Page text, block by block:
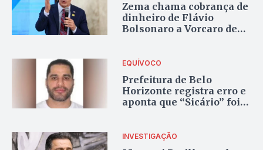
Zema chama cobrança de
dinheiro de Flávio
Bolsonaro a Vorcaro de
EQUÍVOCO
Prefeitura de Belo
Horizonte registra erro e
aponta que “Sicário” foi
INVESTIGAÇÃO